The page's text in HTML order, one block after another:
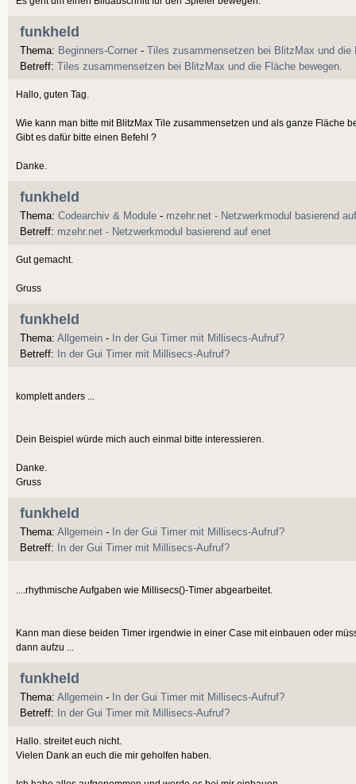
funkheld
Thema: Beginners-Corner - Tiles zusammensetzen bei BlitzMax und die
Betreff: Tiles zusammensetzen bei BlitzMax und die Fläche bewegen.
Hallo, guten Tag.
Wie kann man bitte mit BlitzMax Tile zusammensetzen und als ganze Fläche
Gibt es dafür bitte einen Befehl ?
Danke.
funkheld
Thema: Codearchiv & Module - mzehr.net - Netzwerkmodul basierend
Betreff: mzehr.net - Netzwerkmodul basierend auf enet
Gut gemacht.
Gruss
funkheld
Thema: Allgemein - In der Gui Timer mit Millisecs-Aufruf?
Betreff:
In der Gui Timer mit Millisecs-Aufruf?
komplett anders ...
Dein Beispiel würde mich auch einmal bitte interessieren.
Danke.
Gruss
funkheld
Thema: Allgemein - In der Gui Timer mit Millisecs-Aufruf?
Betreff:
In der Gui Timer mit Millisecs-Aufruf?
....rhythmische Aufgaben wie Millisecs()-Timer abgearbeitet.
Kann man diese beiden Timer irgendwie in einer Case mit einbauen oder
dann aufzu ...
funkheld
Thema: Allgemein - In der Gui Timer mit Millisecs-Aufruf?
Betreff:
In der Gui Timer mit Millisecs-Aufruf?
Hallo. streitet euch nicht.
Vielen Dank an euch die mir geholfen haben.